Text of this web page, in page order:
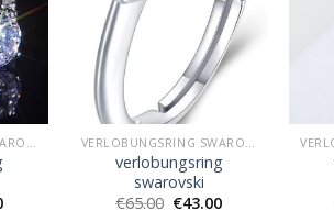
verlobungsring
swarovski
€65.00 €43.00